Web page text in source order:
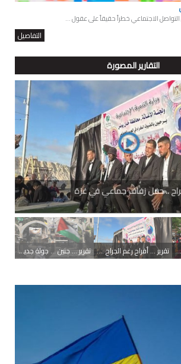
التواصل الاجتماعي خطراً حقيقاً على عقول ...
التفاصيل
التقارير المصورة
مع غزة .. الطلاب في الجامعات الأميركية
تقرير ... جنين ... جولة جديدة من التحدي والصمود تقرير ... أفراح رغم الجراح .. حفل زفاف جماعي في غزة تقرير ... مخيمات تضامنية مع غزة .. الطلاب في الجامعات الأميركية يواصلون احتجاجاتهم